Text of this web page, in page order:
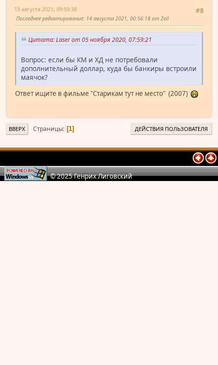
#8
13 августа 2021, 09:59:38
Последнее редактирование: 14 августа 2021, 00:56:18 от Zell
Цитата: Laser от 05 ноября 2020, 07:59:21
Вопрос: если бы КМ и ХД не потребовали
дополнительный доллар, куда бы банкиры встроили
маячок?
Ответ ищите в фильме "Старикам тут не место" (2007)
ВВЕРХ Страницы 1 ДЕЙСТВИЯ ПОЛЬЗОВАТЕЛЯ
© 2025 Генрих Лиговский